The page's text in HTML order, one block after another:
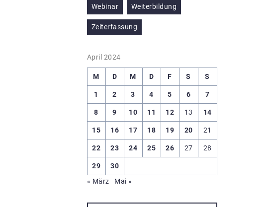
Webinar Weiterbildung
Zeiterfassung
April 2024
M D M D F S S
1 2 3 4 5 6 7
8 9 10 11 12 13 14
15 16 17 18 19 20 21
22 23 24 25 26 27 28
29
30
« März
Mai »